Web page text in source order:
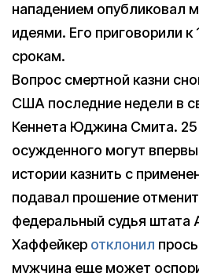
нападением опубликовал
идеями. Его приговорили
срокам.
Вопрос смертной казни
США последние недели в
Кеннета Юджина Смита. 25
осужденного могут
истории казнить с
подавал прошение
федеральный судья штата
Хаффейкер отклонил
мужчина еще может